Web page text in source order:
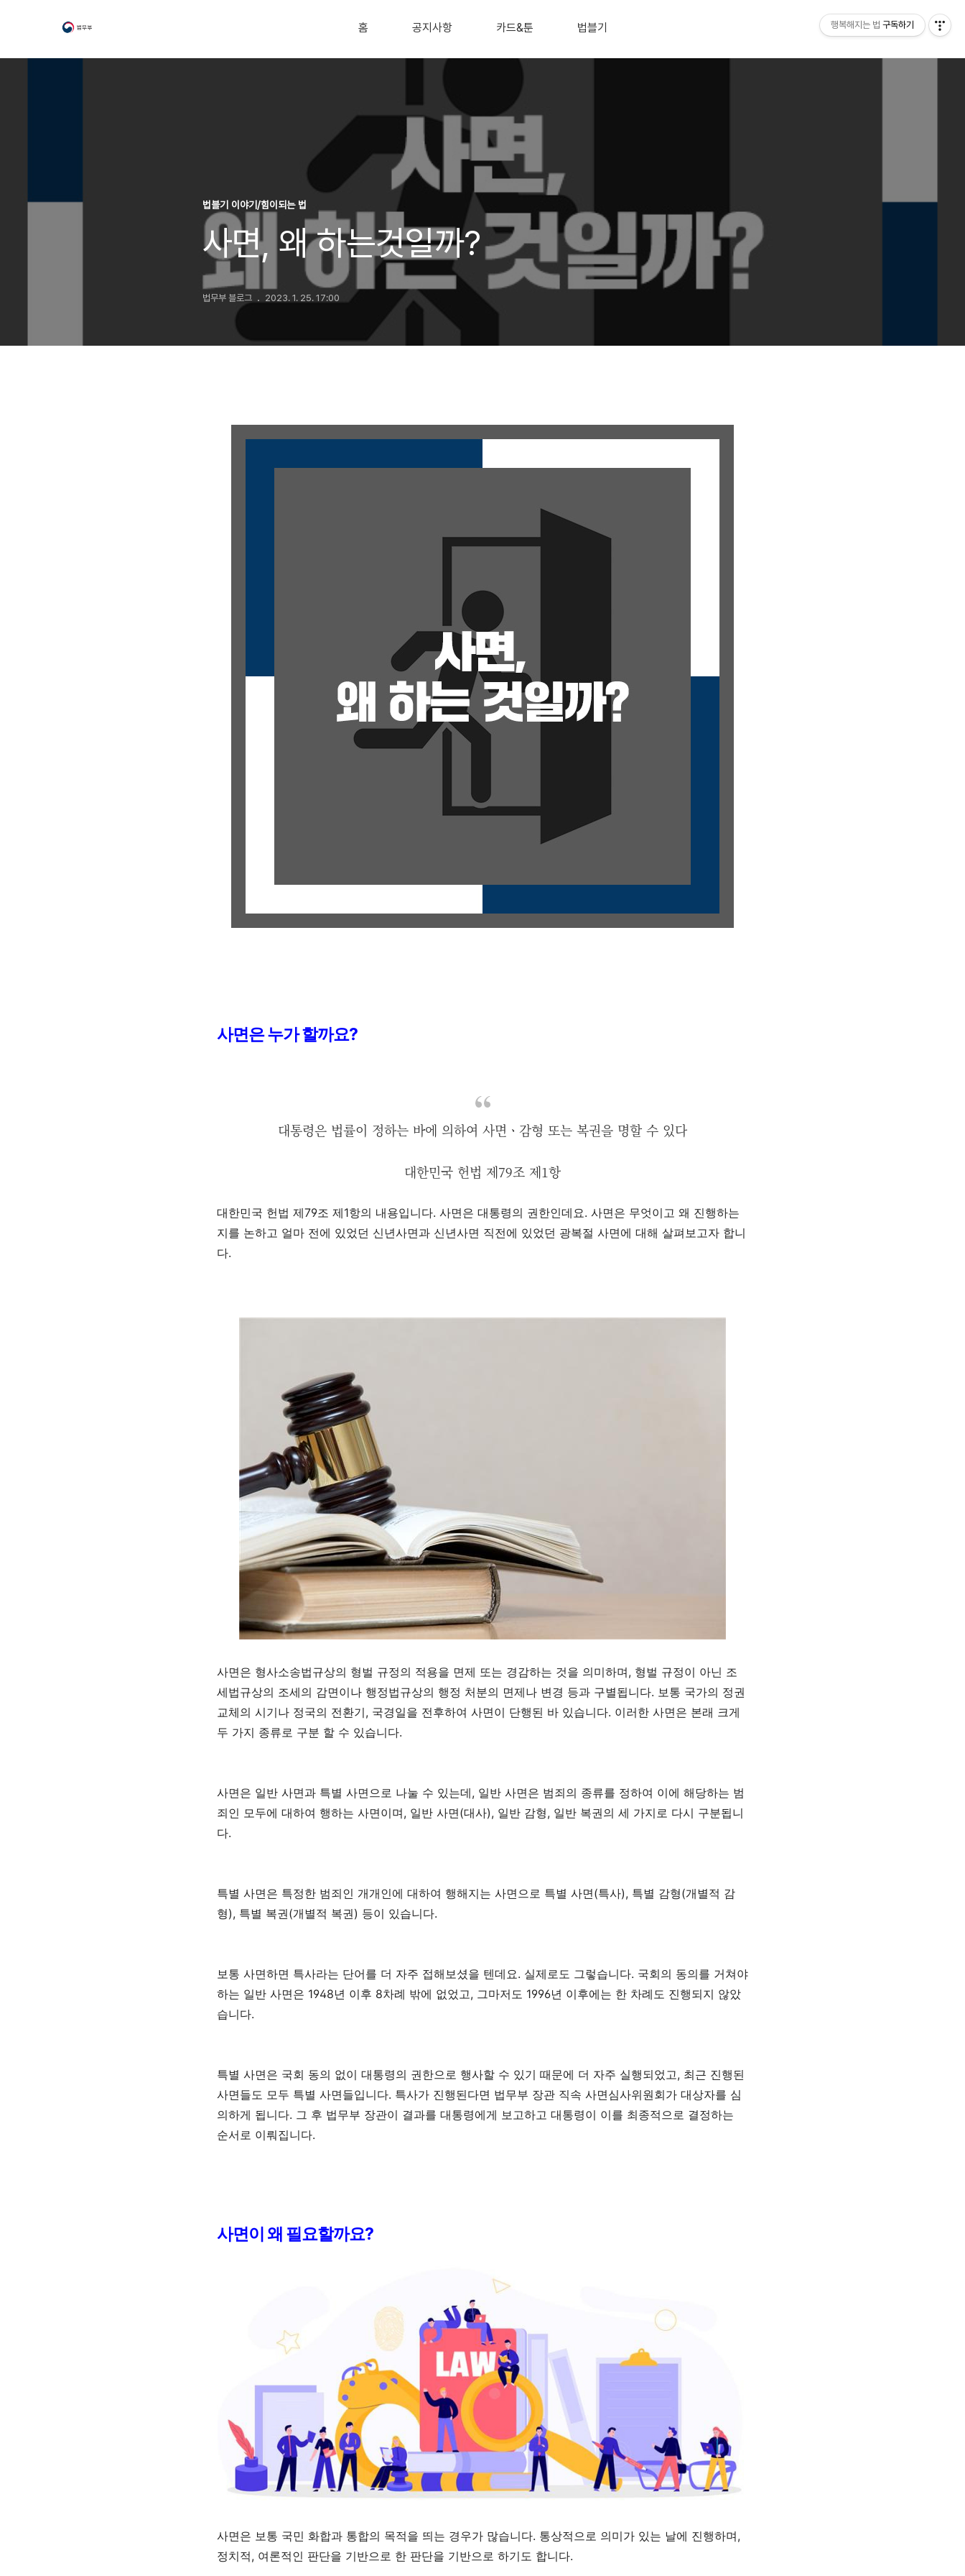
홈 공지사항 카드&툰 법블기
법블기 이야기/힘이되는 법
사면, 왜 하는것일까?
법무부 블로그 2023. 1. 25. 17:00
사면은 누가 할까요?
대통령은 법률이 정하는 바에 의하여 사면ㆍ감형 또는 복권을 명할 수 있다
대한민국 헌법 제79조 제1항
대한민국 헌법 제79조 제1항의 내용입니다. 사면은 대통령의 권한인데요. 사면은 무엇이고 왜 진행하는
지를 논하고 얼마 전에 있었던 신년사면과 신년사면 직전에 있었던 광복절 사면에 대해 살펴보고자 합니
다.
사면은 형사소송법규상의 형벌 규정의 적용을 면제 또는 경감하는 것을 의미하며, 형벌 규정이 아닌 조
세법규상의 조세의 감면이나 행정법규상의 행정 처분의 면제나 변경 등과 구별됩니다. 보통 국가의 정권
교체의 시기나 정국의 전환기, 국경일을 전후하여 사면이 단행된 바 있습니다. 이러한 사면은 본래 크게
두 가지 종류로 구분 할 수 있습니다.
사면은 일반 사면과 특별 사면으로 나눌 수 있는데, 일반 사면은 범죄의 종류를 정하여 이에 해당하는 범
죄인 모두에 대하여 행하는 사면이며, 일반 사면(대사), 일반 감형, 일반 복권의 세 가지로 다시 구분됩니
다.
특별 사면은 특정한 범죄인 개개인에 대하여 행해지는 사면으로 특별 사면(특사), 특별 감형(개별적 감
형), 특별 복권(개별적 복권) 등이 있습니다.
보통 사면하면 특사라는 단어를 더 자주 접해보셨을 텐데요. 실제로도 그렇습니다. 국회의 동의를 거쳐야
하는 일반 사면은 1948년 이후 8차례 밖에 없었고, 그마저도 1996년 이후에는 한 차례도 진행되지 않았
습니다.
특별 사면은 국회 동의 없이 대통령의 권한으로 행사할 수 있기 때문에 더 자주 실행되었고, 최근 진행된
사면들도 모두 특별 사면들입니다. 특사가 진행된다면 법무부 장관 직속 사면심사위원회가 대상자를 심
의하게 됩니다. 그 후 법무부 장관이 결과를 대통령에게 보고하고 대통령이 이를 최종적으로 결정하는
순서로 이뤄집니다.
사면이 왜 필요할까요?
사면은 보통 국민 화합과 통합의 목적을 띄는 경우가 많습니다. 통상적으로 의미가 있는 날에 진행하며,
정치적, 여론적인 판단을 기반으로 한 판단을 기반으로 하기도 합니다.
행복해지는 법 구독하기